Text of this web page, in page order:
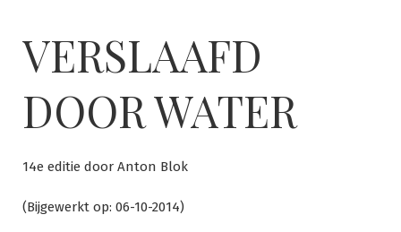
inhoudVERSLAAFD
DOOR WATER
14e editie door Anton Blok
(Bijgewerkt op: 06-10-2014)